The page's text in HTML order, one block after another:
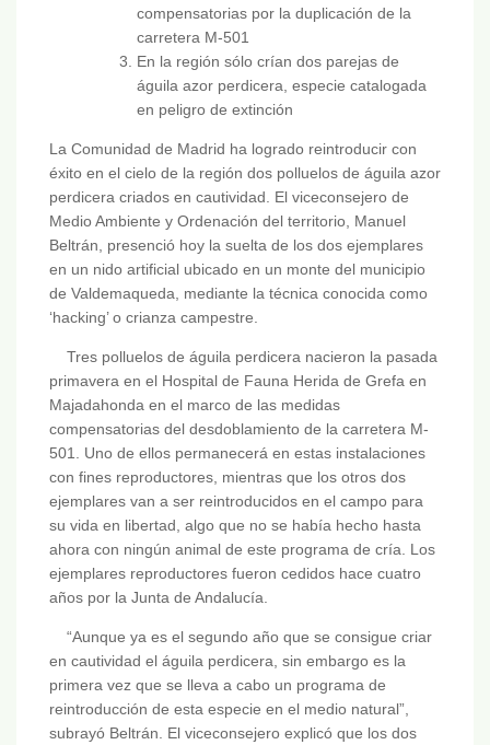
compensatorias por la duplicación de la
carretera M-501
En la región sólo crían dos parejas de
águila azor perdicera, especie catalogada
en peligro de extinción
La Comunidad de Madrid ha logrado reintroducir con
éxito en el cielo de la región dos polluelos de águila azor
perdicera criados en cautividad. El viceconsejero de
Medio Ambiente y Ordenación del territorio, Manuel
Beltrán, presenció hoy la suelta de los dos ejemplares
en un nido artificial ubicado en un monte del municipio
de Valdemaqueda, mediante la técnica conocida como
‘hacking’ o crianza campestre.
Tres polluelos de águila perdicera nacieron la pasada
primavera en el Hospital de Fauna Herida de Grefa en
Majadahonda en el marco de las medidas
compensatorias del desdoblamiento de la carretera M-
501. Uno de ellos permanecerá en estas instalaciones
con fines reproductores, mientras que los otros dos
ejemplares van a ser reintroducidos en el campo para
su vida en libertad, algo que no se había hecho hasta
ahora con ningún animal de este programa de cría. Los
ejemplares reproductores fueron cedidos hace cuatro
años por la Junta de Andalucía.
“Aunque ya es el segundo año que se consigue criar
en cautividad el águila perdicera, sin embargo es la
primera vez que se lleva a cabo un programa de
reintroducción de esta especie en el medio natural”,
subrayó Beltrán. El viceconsejero explicó que los dos